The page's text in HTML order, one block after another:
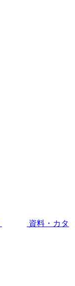
資料・カタ